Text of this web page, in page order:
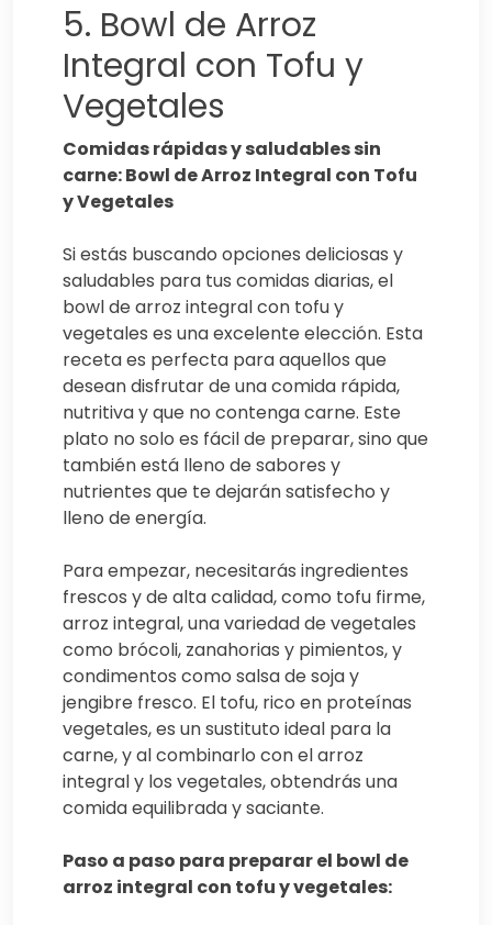
5. Bowl de Arroz
Integral con Tofu y
Vegetales
Comidas rápidas y saludables sin
carne: Bowl de Arroz Integral con Tofu
y Vegetales
Si estás buscando opciones deliciosas y
saludables para tus comidas diarias, el
bowl de arroz integral con tofu y
vegetales es una excelente elección. Esta
receta es perfecta para aquellos que
desean disfrutar de una comida rápida,
nutritiva y que no contenga carne. Este
plato no solo es fácil de preparar, sino que
también está lleno de sabores y
nutrientes que te dejarán satisfecho y
lleno de energía.
Para empezar, necesitarás ingredientes
frescos y de alta calidad, como tofu firme,
arroz integral, una variedad de vegetales
como brócoli, zanahorias y pimientos, y
condimentos como salsa de soja y
jengibre fresco. El tofu, rico en proteínas
vegetales, es un sustituto ideal para la
carne, y al combinarlo con el arroz
integral y los vegetales, obtendrás una
comida equilibrada y saciante.
Paso a paso para preparar el bowl de
arroz integral con tofu y vegetales: